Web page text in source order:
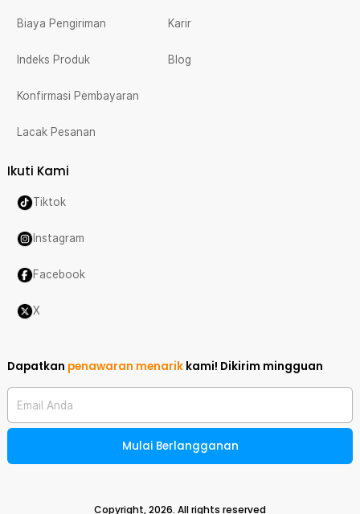
Biaya Pengiriman
Indeks Produk
Konfirmasi Pembayaran
Lacak Pesanan
Karir
Blog
Ikuti Kami
Tiktok
Instagram
Facebook
X
Dapatkan penawaran menarik kami! Dikirim mingguan
Email Anda
Mulai Berlangganan
Copyright,2026. All rights reserved